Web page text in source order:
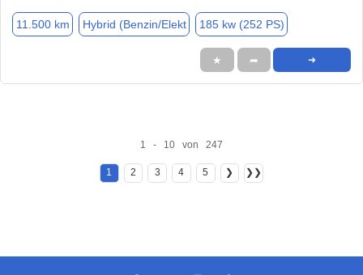
11.500 km Hybrid (Benzin/Elekt 185 kw (252 PS)
★ ➦ ➜
1 - 10 von 247
1 2 3 4 5 ❯ ❯❯